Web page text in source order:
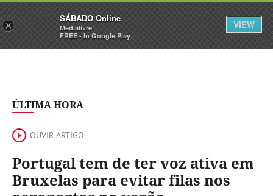
Sábado Assine Iniciar Sessão
ÚLTIMA HORA
OUVIR ARTIGO
Portugal tem de ter voz ativa em
Bruxelas para evitar filas nos
×
SÁBADO Online
Medialivre
FREE - In Google Play
VIEW